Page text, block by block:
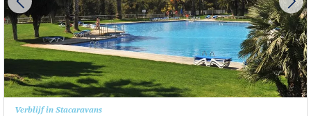
Verblijf in Stacaravans